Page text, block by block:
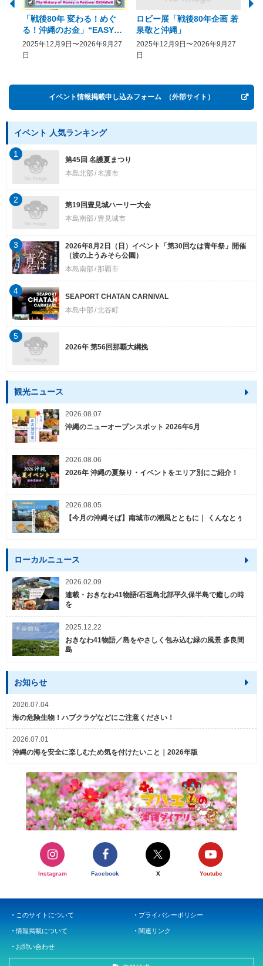
「戦後80年 変わる！めぐ
る！沖縄のお金」“EASY
COME, EASY GO － The
History of Money in
2025年12月9日〜2026年9月27
日
ロビー展「戦後80年企画 若
泉敬と沖縄」
2025年12月9日〜2026年9月27
日
イベント情報掲載申し込みフォーム （外部サイト）
イベント 人気ランキング
第45回 名護夏まつり
本島北部 名護市
1
第19回豊見城ハーリー大会
本島南部
豊見城市
2
2026年8月2日（日）イベント「第30回なは青年祭」開催
（波の上うみそら公園）
本島南部
那覇市
3
SEAPORT CHATAN CARNIVAL
本島中部 北谷町
4
2026年 第56回那覇大綱挽
5
観光ニュース
2026.08.07
沖縄のニューオープンスポット 2026年6月
2026.08.06
2026年 沖縄の夏祭り・イベントをエリア別にご紹介！
2026.08.05
【今月の沖縄そば】南城市の潮風とともに｜ くんなとぅ
ローカルニュース
2026.02.09
連載・おきなわ41物語/石垣島北部平久保半島で癒しの時
を
2025.12.22
おきなわ41物語／島をやさしく包み込む緑の風景 多良間
島
お知らせ
2026.07.04
海の危険生物！ハブクラゲなどにご注意ください！
2026.07.01
沖縄の海を安全に楽しむため気を付けたいこと｜2026年版
Instagram Facebook X Youtube
このサイトについて プライバシーポリシー
情報掲載について 関連リンク
お問い合わせ